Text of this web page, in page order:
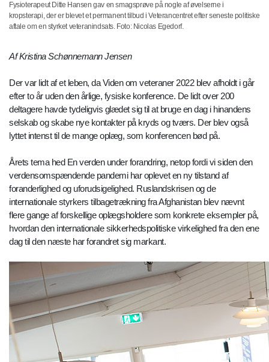
Fysioterapeut Ditte Hansen gav en smagsprøve på nogle af øvelserne i
kropsterapi, der er blevet et permanent tilbud i Veterancentret efter seneste politiske
aftale om en styrket veteranindsats. Foto: Nicolas Egedorf.
Af Kristina Schønnemann Jensen
Der var lidt af et leben, da Viden om veteraner 2022 blev afholdt i går
efter to år uden den årlige, fysiske konference. De lidt over 200
deltagere havde tydeligvis glædet sig til at bruge en dag i hinandens
selskab og skabe nye kontakter på kryds og tværs. Der blev også
lyttet intenst til de mange oplæg, som konferencen bød på.
Årets tema hed En verden under forandring, netop fordi vi siden den
verdensomspændende pandemi har oplevet en ny tilstand af
foranderlighed og uforudsigelighed. Ruslandskrisen og de
internationale styrkers tilbagetrækning fra Afghanistan blev nævnt
flere gange af forskellige oplægsholdere som konkrete eksempler på,
hvordan den internationale sikkerhedspolitiske virkelighed fra den ene
dag til den næste har forandret sig markant.